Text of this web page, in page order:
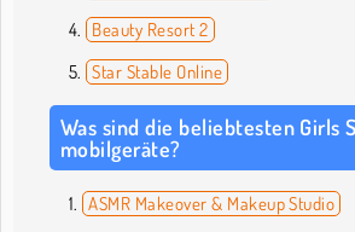
Beauty Resort 2
Star Stable Online
Was sind die beliebtesten Girls
mobilgeräte?
ASMR Makeover & Makeup Studio